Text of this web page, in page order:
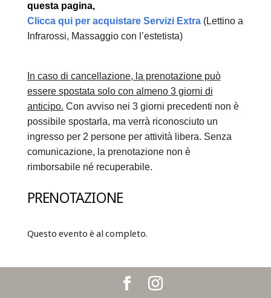
questa pagina,
Clicca qui per acquistare Servizi Extra (Lettino a
Infrarossi, Massaggio con l’estetista)
In caso di cancellazione, la prenotazione può
essere spostata solo con almeno 3 giorni di
anticipo. Con avviso nei 3 giorni precedenti non è
possibile spostarla, ma verrà riconosciuto un
ingresso per 2 persone per attività libera. Senza
comunicazione, la prenotazione non è
rimborsabile né recuperabile.
PRENOTAZIONE
Questo evento è al completo.